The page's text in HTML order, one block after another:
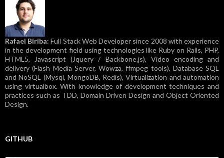
Rafael Biriba: Full Stack Web Developer since 2008 with experience
in the development field using technologies like Ruby on Rails, PHP,
HTML5, Javascript (Jquery / Backbone.js), Video encoding and
delivery (Flash Media Server, Wowza, ffmpeg tools), Database SQL
and NoSQL (Mysql, MongoDB, Redis), Virtualization and automation
using virtualbox. With knowledge of development techniques and
practices such as TDD, Domain Driven Design and Object Oriented
Design.
GITHUB